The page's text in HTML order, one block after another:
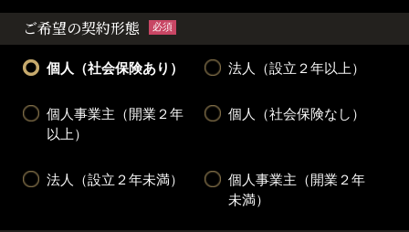
ご希望の契約形態 必須
個人（社会保険あり） 法人（設立２年以上）
個人事業主（開業２年
以上）
個人（社会保険なし）
法人（設立２年未満）
個人事業主（開業２年
未満）